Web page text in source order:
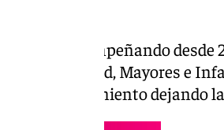
venido desempeñando
Mujer, Igualdad, Mayores e
del Ayuntamiento dejando